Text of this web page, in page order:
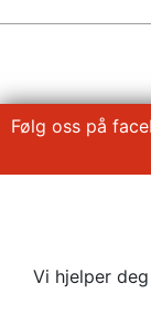
Følg oss på
Vi hjelper